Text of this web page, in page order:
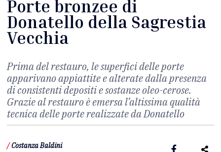
Porte bronzee di
Donatello della Sagrestia
Vecchia
Prima del restauro, le superfici delle porte
apparivano appiattite e alterate dalla presenza
di consistenti depositi e sostanze oleo-cerose.
Grazie al restauro è emersa l’altissima qualità
tecnica delle porte realizzate da Donatello
/ Costanza Baldini